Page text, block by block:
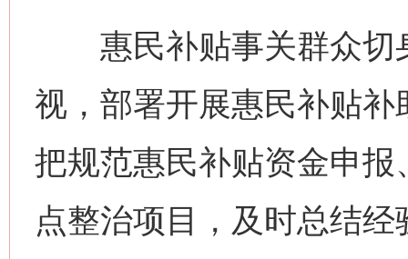
惠民补贴事关群众切
视，部署开展惠民补贴
把规范惠民补贴资金申
点整治项目，及时总结